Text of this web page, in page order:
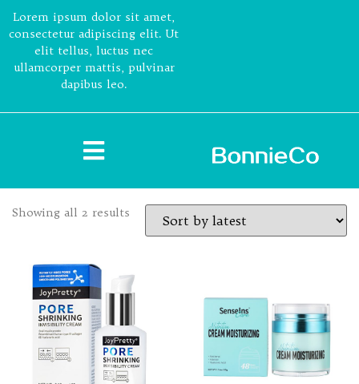
Lorem ipsum dolor sit amet,
consectetur adipiscing elit. Ut
elit tellus, luctus nec
ullamcorper mattis, pulvinar
dapibus leo.
Showing all 2 results